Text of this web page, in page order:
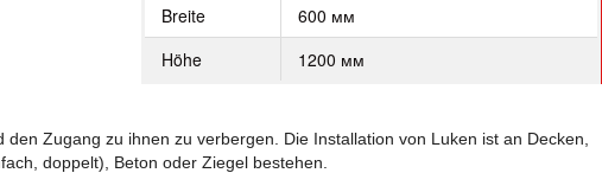
Breite
600 мм
Höhe
1200 мм
Zugang zu ihnen zu verbergen. Die Installation von Luken ist an Decken,
doppelt), Beton oder Ziegel bestehen.